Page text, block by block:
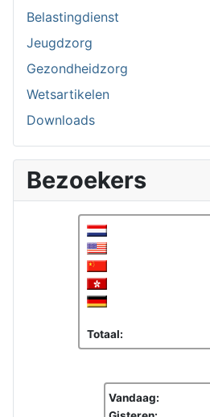
Belastingdienst
Jeugdzorg
Gezondheidzorg
Wetsartikelen
Downloads
Bezoekers
Totaal:
Vandaag: